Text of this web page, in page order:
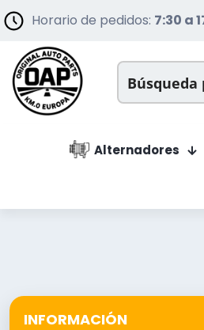
Horario de pedidos: 7:30 a
Alternadores
INFORMACIÓN